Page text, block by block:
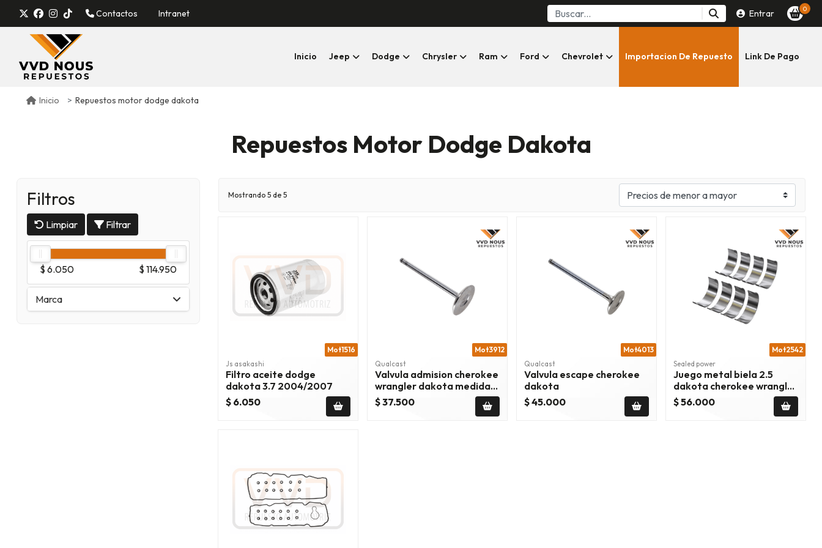
Contactos Intranet Entrar 0
Inicio Jeep Dodge Chrysler Ram Ford Chevrolet Importacion De Repuesto Link De Pago
Inicio Repuestos motor dodge dakota
Repuestos Motor Dodge Dakota
Filtros
Limpiar Filtrar
$ 6.050 $ 114.950
Marca
Mostrando 5 de 5
Mot1516
Js asakashi
Filtro aceite dodge
dakota 3.7 2004/2007
$ 6.050
Mot3912
Qualcast
Valvula admision cherokee
wrangler dakota medida
0.15
$ 37.500
Mot4013
Qualcast
Valvula escape cherokee
dakota
$ 45.000
Mot2542
Sealed power
Juego metal biela 2.5
dakota cherokee wrangler
84/02
$ 56.000